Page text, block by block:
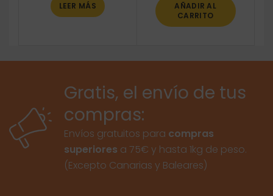
LEER MÁS
AÑADIR AL
CARRITO
Gratis, el envío de tus
compras:
Envíos gratuitos para compras
superiores a 75€ y hasta 1kg de peso.
(Excepto Canarias y Baleares)